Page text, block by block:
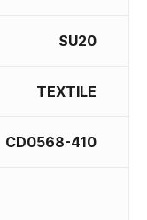
SU20
TEXTILE
CD0568-410